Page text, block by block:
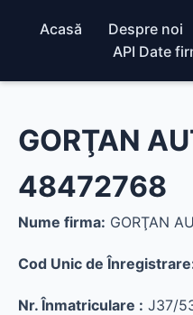
Acasă Despre noi
API Date
GORŢAN
48472768
Nume firma: GORŢAN
Cod Unic de
Nr. Înmatriculare : J37/